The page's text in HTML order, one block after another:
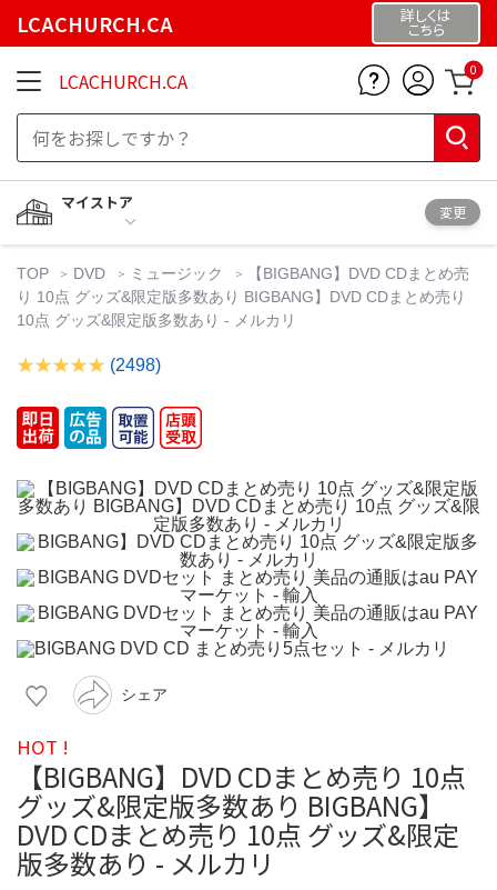
LCACHURCH.CA 詳しくは
こちら
LCACHURCH.CA 0
マイストア
変更
TOP DVD ミュージック
【BIGBANG】DVD CDまとめ売
り 10点 グッズ&限定版多数あり BIGBANG】DVD CDまとめ売り
10点 グッズ&限定版多数あり - メルカリ
(2498)
シェア
HOT !
【BIGBANG】DVD CDまとめ売り 10点
グッズ&限定版多数あり BIGBANG】
DVD CDまとめ売り 10点 グッズ&限定
版多数あり - メルカリ